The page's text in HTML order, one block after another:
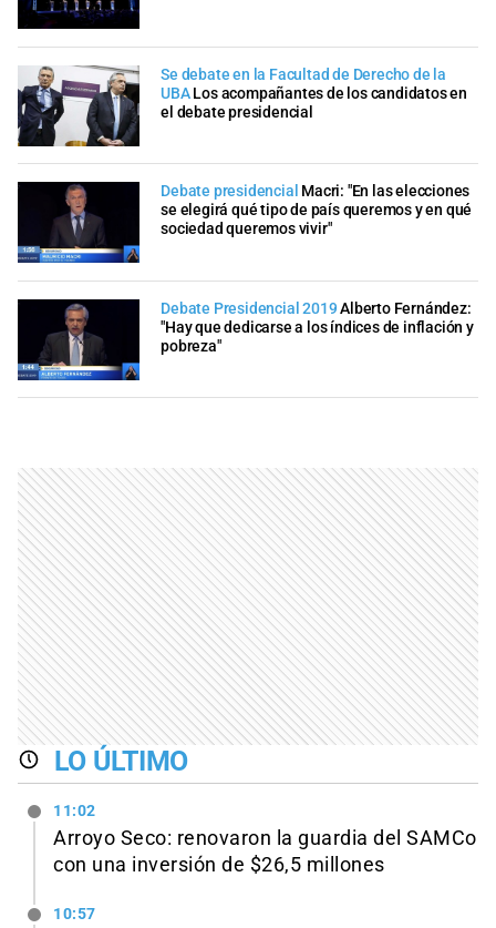
Se debate en la Facultad de Derecho de la
UBA Los acompañantes de los candidatos en
el debate presidencial
Debate presidencial Macri: "En las elecciones
se elegirá qué tipo de país queremos y en qué
sociedad queremos vivir"
Debate Presidencial 2019Alberto Fernández:
"Hay que dedicarse a los índices de inflación y
pobreza"
LO ÚLTIMO
11:02
Arroyo Seco: renovaron la guardia del SAMCo
con una inversión de $26,5 millones
10:57